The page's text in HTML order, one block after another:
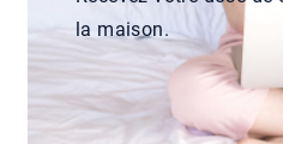
la maison.